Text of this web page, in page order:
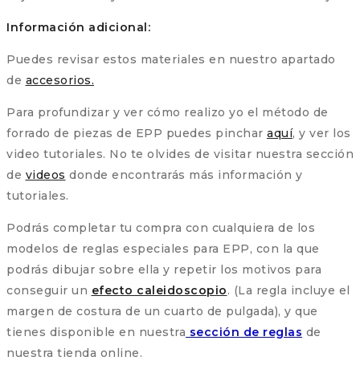
Información adicional:
Puedes revisar estos materiales en nuestro apartado
de accesorios.
Para profundizar y ver cómo realizo yo el método de
forrado de piezas de EPP puedes pinchar aquí, y ver los
video tutoriales. No te olvides de visitar nuestra sección
de videos donde encontrarás más información y
tutoriales.
Podrás completar tu compra con cualquiera de los
modelos de reglas especiales para EPP, con la que
podrás dibujar sobre ella y repetir los motivos para
conseguir un efecto caleidoscopio. (La regla incluye el
margen de costura de un cuarto de pulgada), y que
tienes disponible en nuestra sección de reglas de
nuestra tienda online.